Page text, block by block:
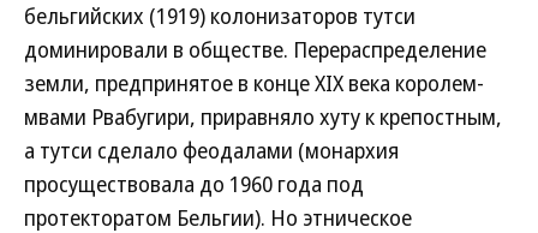
бельгийских (1919) колонизаторов тутси
доминировали в обществе. Перераспределение
земли, предпринятое в конце XIX века королем-
мвами Рвабугири, приравняло хуту к крепостным,
а тутси сделало феодалами (монархия
просуществовала до 1960 года под
протекторатом Бельгии). Но этническое